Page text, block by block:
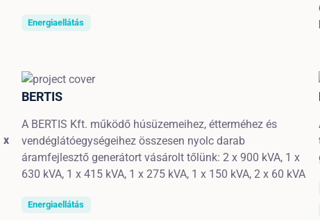
Energiaellátás
x
BERTIS
A BERTIS Kft. működő húsüzemeihez, étterméhez és
vendéglátóegységeihez összesen nyolc darab
áramfejlesztő generátort vásárolt tőlünk: 2 x 900 kVA, 1 x
630 kVA, 1 x 415 kVA, 1 x 275 kVA, 1 x 150 kVA, 2 x 60 kVA
Energiaellátás